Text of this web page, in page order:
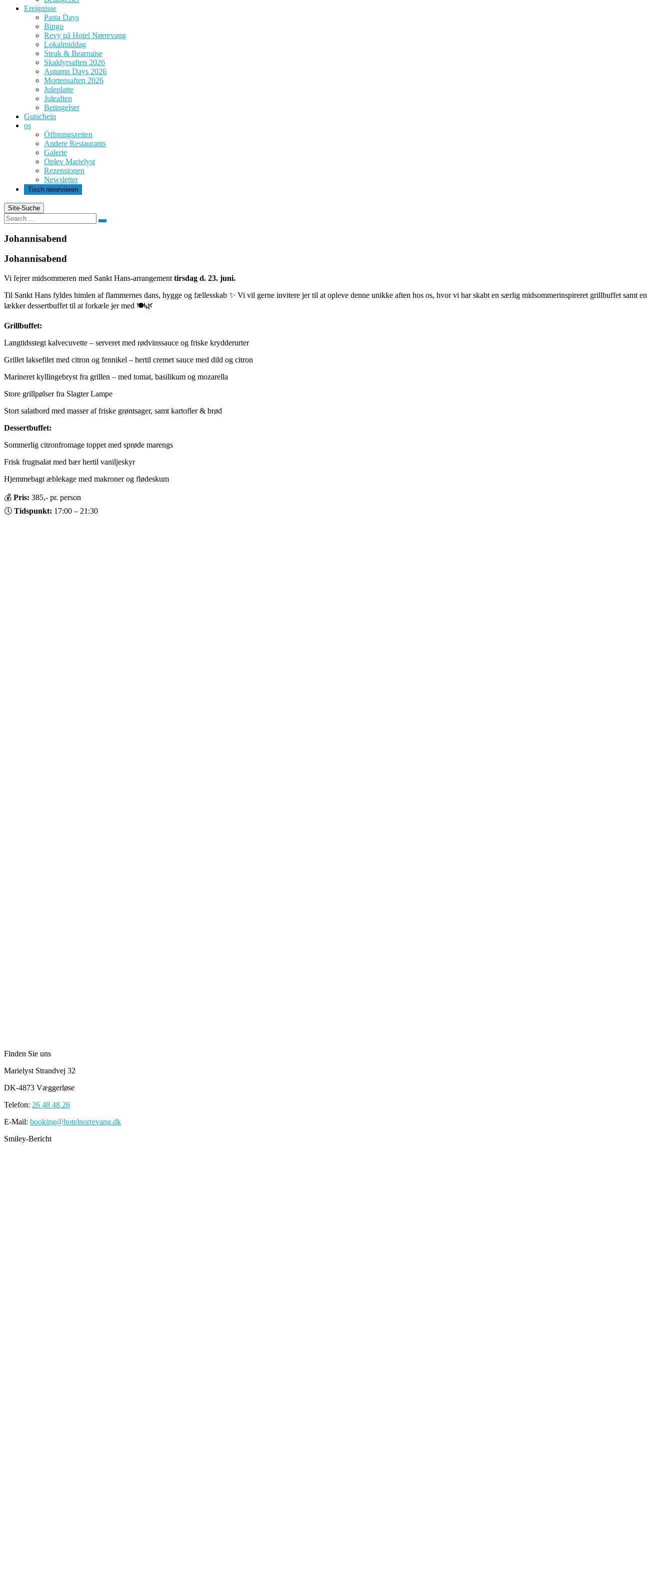
Ereignisse
Pasta Days
Bingo
Revy på Hotel Nørrevang
Lokalmiddag
Steak & Bearnaise
Skaldyrsaften 2026
Autumn Days 2026
Mortensaften 2026
Juleplatte
Juleaften
Betingelser
Gutschein
os
Öffnungszeiten
Andere Restaurants
Galerie
Oplev Marielyst
Rezensionen
Newsletter
Tisch reservieren
Site-Suche
Suchen
Johannisabend
Johannisabend
Vi fejrer midsommeren med Sankt Hans-arrangement tirsdag d. 23. juni.
Til Sankt Hans fyldes himlen af flammernes dans, hygge og fællesskab ✨ Vi vil gerne invitere jer til at opleve denne unikke aften hos os, hvor vi har skabt en særlig midsommerinspireret grillbuffet samt en
lækker dessertbuffet til at forkæle jer med 🍽️🌿
Grillbuffet:
Langtidsstegt kalvecuvette – serveret med rødvinssauce og friske krydderurter
Grillet laksefilet med citron og fennikel – hertil cremet sauce med dild og citron
Marineret kyllingebryst fra grillen – med tomat, basilikum og mozarella
Store grillpølser fra Slagter Lampe
Stort salatbord med masser af friske grøntsager, samt kartofler & brød
Dessertbuffet:
Sommerlig citronfromage toppet med sprøde marengs
Frisk frugtsalat med bær hertil vaniljeskyr
Hjemmebagt æblekage med makroner og flødeskum
💰 Pris: 385,- pr. person
🕔 Tidspunkt: 17:00 – 21:30
Finden Sie uns
Marielyst Strandvej 32
DK-4873 Væggerløse
Telefon: 26 48 48 26
E-Mail: booking@hotelnorrevang.dk
Smiley-Bericht